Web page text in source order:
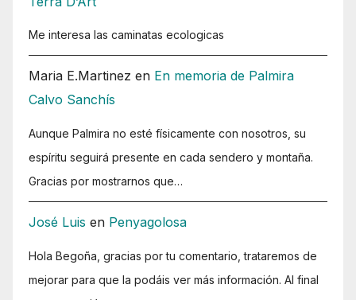
Me interesa las caminatas ecologicas
Maria E.Martinez en En memoria de Palmira
Calvo Sanchís
Aunque Palmira no esté físicamente con nosotros, su
espíritu seguirá presente en cada sendero y montaña.
Gracias por mostrarnos que…
José Luis en Penyagolosa
Hola Begoña, gracias por tu comentario, trataremos de
mejorar para que la podáis ver más información. Al final